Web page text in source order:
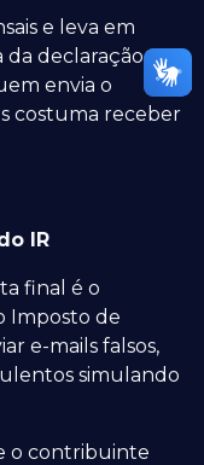
e leva em
declaração. Por
envia o
costuma receber
IR
final é o
Imposto de
e-mails falsos,
simulando
o contribuinte